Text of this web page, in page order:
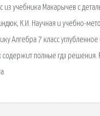
из учебника Макарычев с
К.И. Научная и учебно-
Алгебра 7 класс
полные гдз решения.